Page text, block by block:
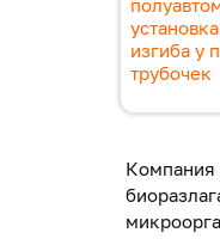
изгиба у
трубочек
Компания